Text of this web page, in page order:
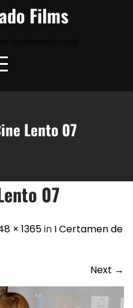
Films
Lento 07
07
× 1365in I Certamen de
Next →